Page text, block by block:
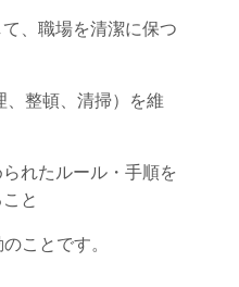
、職場を清潔に保つ
、整頓、清掃）を維
れたルール・手順を
と
ことです。